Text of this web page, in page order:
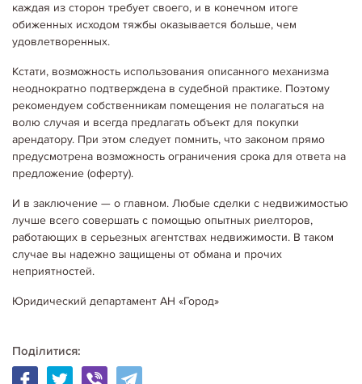
каждая из сторон требует своего, и в конечном итоге
обиженных исходом тяжбы оказывается больше, чем
удовлетворенных.
Кстати, возможность использования описанного механизма
неоднократно подтверждена в судебной практике. Поэтому
рекомендуем собственникам помещения не полагаться на
волю случая и всегда предлагать объект для покупки
арендатору. При этом следует помнить, что законом прямо
предусмотрена возможность ограничения срока для ответа на
предложение (оферту).
И в заключение — о главном. Любые сделки с недвижимостью
лучше всего совершать с помощью опытных риелторов,
работающих в серьезных агентствах недвижимости. В таком
случае вы надежно защищены от обмана и прочих
неприятностей.
Юридический департамент АН «Город»
Поділитися:
06.05.2020
Кому же хозяева предпочитают сдавать квартиры? Здесь угадать
может попасть абсолютно любой арендатор. Поэтому не только хозяин
ищет «своего»…
06.05.2020